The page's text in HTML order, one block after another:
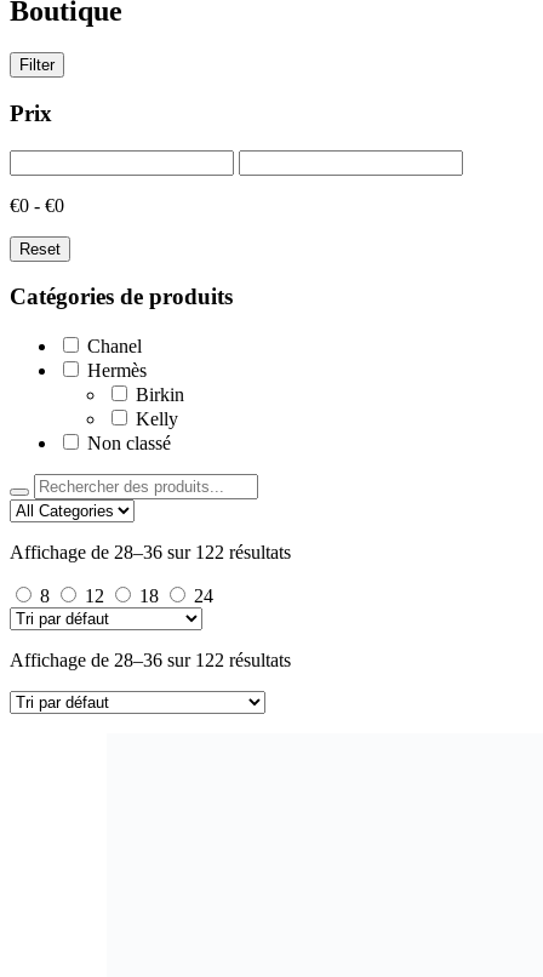
Boutique
Filter
Prix
€0 - €0
Reset
Catégories de produits
Chanel
Hermès
Birkin
Kelly
Non classé
Affichage de 28–36 sur 122 résultats
8 12 18 24
Affichage de 28–36 sur 122 résultats